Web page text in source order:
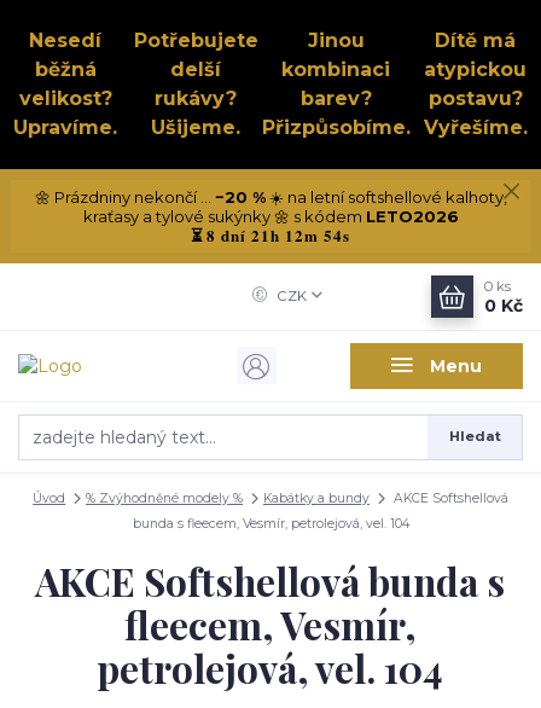
Nesedí
běžná
velikost?
Upravíme.
Potřebujete
delší
rukávy?
Ušijeme.
Jinou
kombinaci
barev?
Přizpůsobíme.
Dítě má
atypickou
postavu?
Vyřešíme.
🌼 Prázdniny nekončí ... −20 %☀️ na letní softshellové kalhoty,
kraťasy a tylové sukýnky 🌼 s kódem LETO2026
⏳8 dní 21h 12m 53s
Menu
CZK
Hledat
0 ks
0 Kč
Úvod % Zvýhodněné modely % Kabátky a bundy
AKCE Softshellová
bunda s fleecem, Vesmír, petrolejová, vel. 104
AKCE Softshellová bunda s
fleecem, Vesmír,
petrolejová, vel. 104